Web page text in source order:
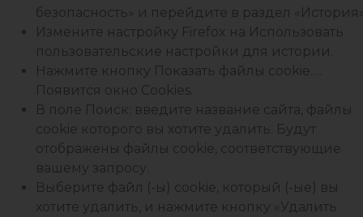
безопасность» и перейдите в раздел
Измените настройку Firefox на Использовать
пользовательские настройки для истории.
Нажмите кнопку Показать файлы cookie….
Появится окно Cookies.
В поле Поиск: введите название сайта, файлы
cookie которого вы хотите удалить. Будут
отображены файлы cookie, соответствующие
вашему запросу.
Выберите файл (-ы) cookie, который (-ые) вы
хотите удалить, и нажмите кнопку «Удалить